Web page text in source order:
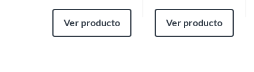
Ver producto Ver producto